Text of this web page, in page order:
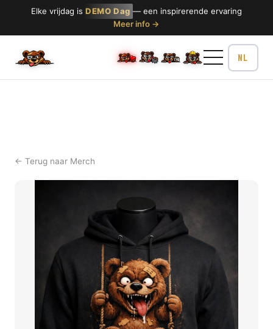
Elke vrijdag isDEMO Dag — een inspirerende ervaring
Meer info →
← Terug naar Merch